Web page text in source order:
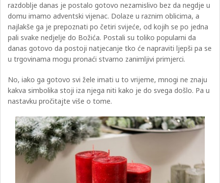
razdoblje danas je postalo gotovo nezamislivo bez da negdje u
domu imamo adventski vijenac. Dolaze u raznim oblicima, a
najlakše ga je prepoznati po četiri svijeće, od kojih se po jedna
pali svake nedjelje do Božića. Postali su toliko popularni da
danas gotovo da postoji natjecanje tko će napraviti ljepši pa se
u trgovinama mogu pronaći stvarno zanimljivi primjerci.
No, iako ga gotovo svi žele imati u to vrijeme, mnogi ne znaju
kakva simbolika stoji iza njega niti kako je do svega došlo. Pa u
nastavku pročitajte više o tome.